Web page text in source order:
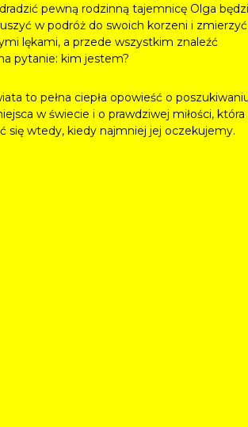
pewną rodzinną tajemnicę Olga
w podróż do swoich korzeni i
lękami, a przede wszystkim znaleźć
pytanie: kim jestem?
to pełna ciepła opowieść o
w świecie i o prawdziwej miłości, która
się wtedy, kiedy najmniej jej oczekujemy.